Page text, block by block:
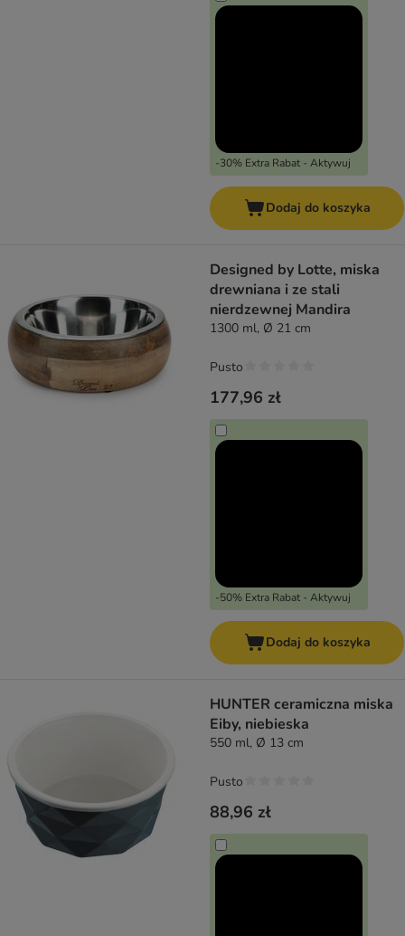
-30% Extra Rabat - Aktywuj
Dodaj do koszyka
Designed by Lotte, miska
drewniana i ze stali
nierdzewnej Mandira
1300 ml, Ø 21 cm
177,96 zł
-50% Extra Rabat - Aktywuj
Pusto
Dodaj do koszyka
HUNTER ceramiczna miska
Eiby, niebieska
550 ml, Ø 13 cm
88,96 zł
Pusto